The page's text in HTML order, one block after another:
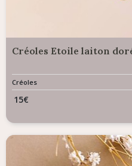
Créoles Etoile laiton
Créoles
15€